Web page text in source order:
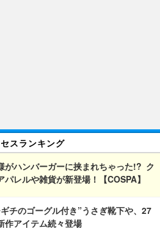
スランキング
がハンバーガーに挟まれちゃった!? ク
パレルや雑貨が新登場！【COSPA】
ギチのゴーグル付き”うさぎ靴下や、27
作アイテム続々登場